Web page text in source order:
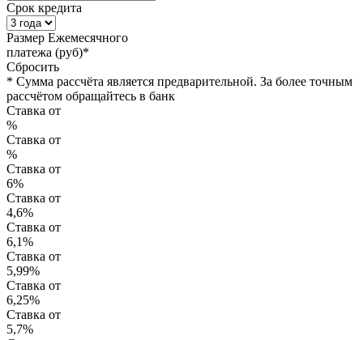
Срок кредита
Размер Ежемесячного
платежа (руб)*
Сбросить
* Сумма рассчёта является предварительной. За более точным
рассчётом обращайтесь в банк
Ставка от
%
Ставка от
%
Ставка от
6%
Ставка от
4,6%
Ставка от
6,1%
Ставка от
5,99%
Ставка от
6,25%
Ставка от
5,7%